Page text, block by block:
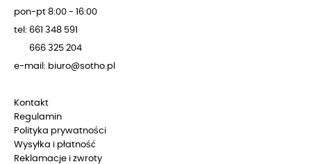
pon-pt 8:00 - 16:00
tel: 661 348 591
666 325 204
e-mail: biuro@sotho.pl
Kontakt
Regulamin
Polityka prywatności
Wysyłka i płatność
Reklamacje i zwroty